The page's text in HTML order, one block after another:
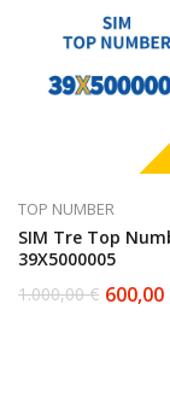
TOP NUMBER
SIM Tre Top
39X5000005
1.000,00€
Il 600,00
Il